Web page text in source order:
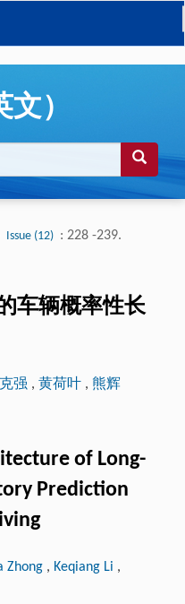
）
Issue (12) : 228 -239.
车辆概率性长
强 , 黄荷叶 , 熊辉
of Long-
Prediction
Zhong , Keqiang Li ,